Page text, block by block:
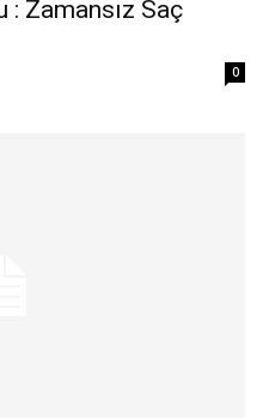
: Zamansız Saç
0